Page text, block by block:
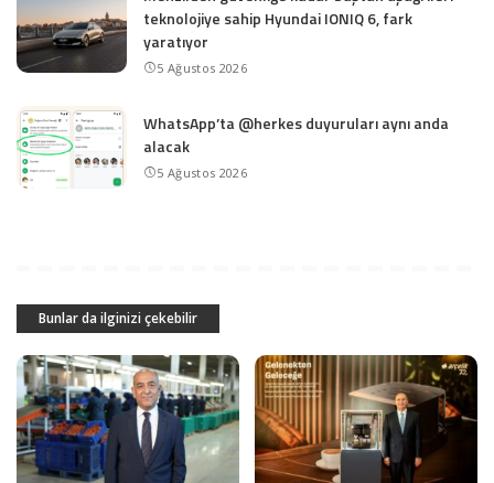
teknolojiye sahip Hyundai IONIQ 6, fark
yaratıyor
5 Ağustos 2026
WhatsApp’ta @herkes duyuruları aynı anda
alacak
5 Ağustos 2026
Bunlar da ilginizi çekebilir